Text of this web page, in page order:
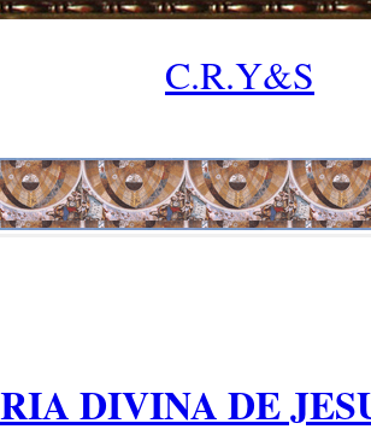
C.R.Y&S
DIVINA DE